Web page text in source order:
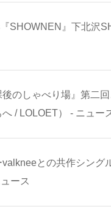
SHOWNEN』下北沢
後のしゃべり場』第二
/ LOLOET） - ニュー
との共作シング
ース